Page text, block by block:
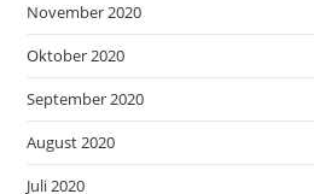
November 2020
Oktober 2020
September 2020
August 2020
Juli 2020